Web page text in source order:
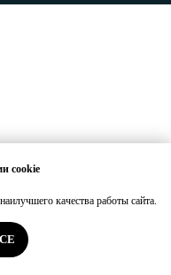
cookie
качества работы сайта.